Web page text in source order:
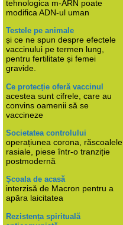
tehnologica m-ARN poate
modifica ADN-ul uman
Testele pe animale
și ce ne spun despre efectele
vaccinului pe termen lung,
pentru fertilitate și femei
gravide.
Ce protecție oferă vaccinul
acestea sunt cifrele, care au
convins oamenii să se
vaccineze
Societatea controlului
operațiunea corona, răscoalele
rasiale, piese într-o tranziție
postmodernă
Școala de acasă
interzisă de Macron pentru a
apăra laicitatea
Rezistența spirituală